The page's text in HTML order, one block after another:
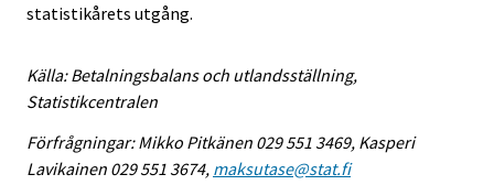
statistikårets utgång.
Källa: Betalningsbalans och utlandsställning,
Statistikcentralen
Förfrågningar: Mikko Pitkänen 029 551 3469, Kasperi
Lavikainen 029 551 3674, maksutase@stat.fi